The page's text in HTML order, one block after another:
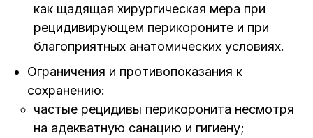
как щадящая хирургическая мера при
рецидивирующем перикороните и при
благоприятных анатомических условиях.
Ограничения и противопоказания к
сохранению:
частые рецидивы перикоронита несмотря
на адекватную санацию и гигиену;